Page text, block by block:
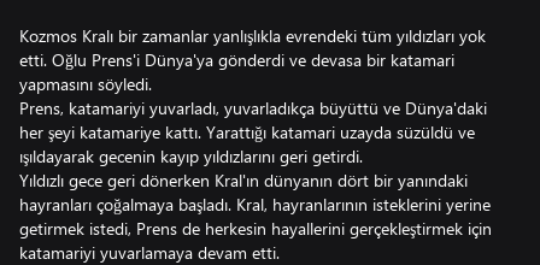
Kozmos Kralı bir zamanlar yanlışlıkla evrendeki tüm yıldızları yok
etti. Oğlu Prens'i Dünya'ya gönderdi ve devasa bir katamari
yapmasını söyledi.
Prens, katamariyi yuvarladı, yuvarladıkça büyüttü ve Dünya'daki
her şeyi katamariye kattı. Yarattığı katamari uzayda süzüldü ve
ışıldayarak gecenin kayıp yıldızlarını geri getirdi.
Yıldızlı gece geri dönerken Kral'ın dünyanın dört bir yanındaki
hayranları çoğalmaya başladı. Kral, hayranlarının isteklerini yerine
getirmek istedi, Prens de herkesin hayallerini gerçekleştirmek için
katamariyi yuvarlamaya devam etti.